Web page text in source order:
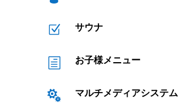
Z サウナ
h お子様メニュー
 マルチメディアシステム